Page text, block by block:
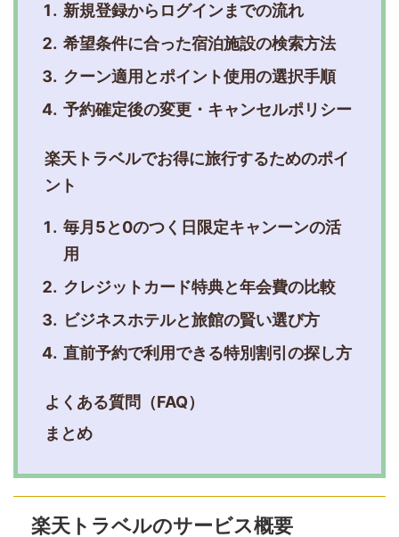
新規登録からログインまでの流れ
希望条件に合った宿泊施設の検索方法
クーン適用とポイント使用の選択手順
予約確定後の変更・キャンセルポリシー
楽天トラベルでお得に旅行するためのポイ
ント
毎月5と0のつく日限定キャンーンの活
用
クレジットカード特典と年会費の比較
ビジネスホテルと旅館の賢い選び方
直前予約で利用できる特別割引の探し方
よくある質問（FAQ）
まとめ
楽天トラベルのサービス概要